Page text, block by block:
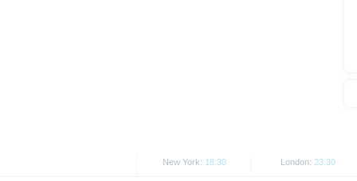
New York: 18:30 London: 23:30